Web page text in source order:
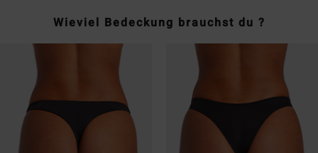
Wieviel Bedeckung brauchst du ?